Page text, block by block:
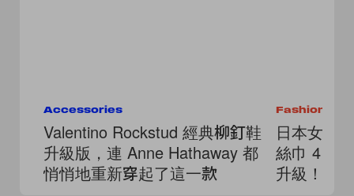
Accessories
Valentino Rockstud 經典柳釘鞋
升級版，連 Anne Hathaway 都
悄悄地重新穿起了這一款
Fashion
日本女生
絲巾 4 款
升級！